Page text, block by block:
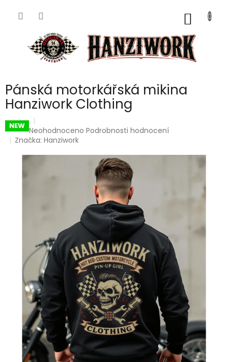
Pánská motorkářská mikina
Hanziwork Clothing
NEW Průměrné
hodnocení
Neohodnoceno Podrobnosti hodnocení
Značka:Hanziwork